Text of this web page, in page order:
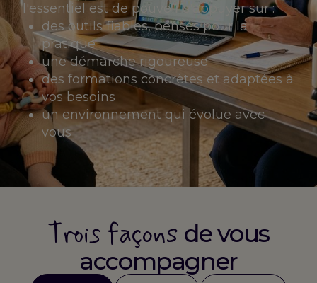
l'essentiel est de pouvoir s'appuyer sur :
des outils fiables, pensés pour la
pratique
une démarche rigoureuse
des formations concrètes et adaptées à
vos besoins
un environnement qui évolue avec
vous
Trois façons de vous
accompagner